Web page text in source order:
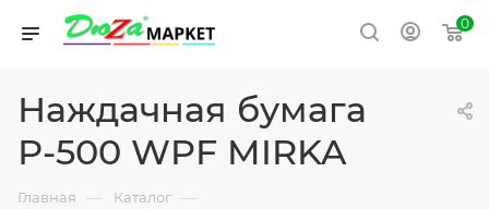
0
Наждачная бумага
Р-500 WPF MIRKA
Главная — Каталог —